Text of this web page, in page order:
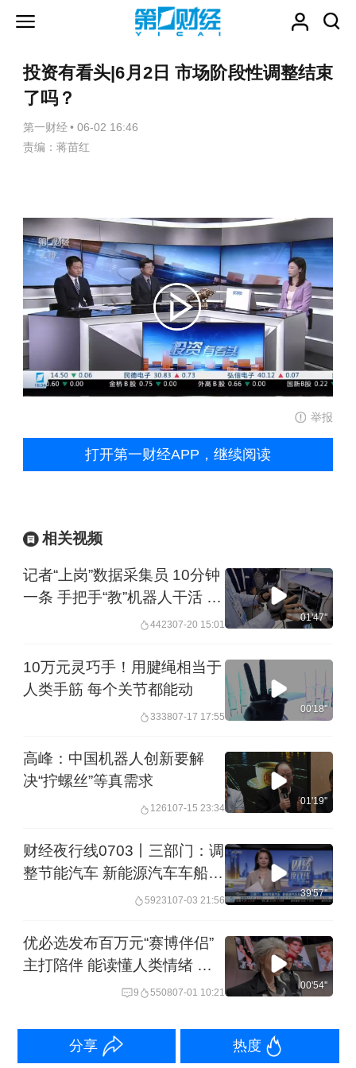
投资有看头|6月2日 市场阶段性调整结束
了吗？
第一财经 • 06-02 16:46
责编：蒋苗红
举报
打开第一财经APP，继续阅读
相关视频
记者“上岗”数据采集员 10分钟
一条 手把手“教”机器人干活 ︱
442307-20 15:01
01'47''
10万元灵巧手！用腱绳相当于
人类手筋 每个关节都能动
333807-17 17:55
00'18''
高峰：中国机器人创新要解
决“拧螺丝”等真需求
126107-15 23:34
01'19''
财经夜行线0703丨三部门：调
整节能汽车 新能源汽车车船税
5923107-03 21:56
39'57''
优必选发布百万元“赛博伴侣”
主打陪伴 能读懂人类情绪 创
始人：量产难度大 今年目标破
发
9 550807-01 10:21
00'54''
分享 热度